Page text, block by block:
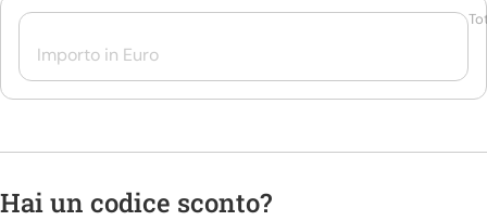
Hai un codice sconto?